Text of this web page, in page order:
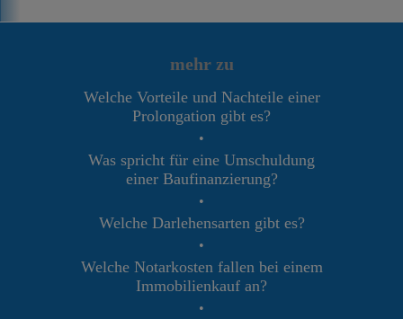
mehr zu
Welche Vorteile und Nachteile einer
Prolongation gibt es?
•
Was spricht für eine Umschuldung
einer Baufinanzierung?
•
Welche Darlehensarten gibt es?
•
Welche Notarkosten fallen bei einem
Immobilienkauf an?
•